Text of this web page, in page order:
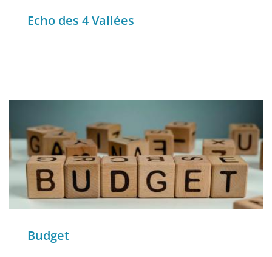
Echo des 4 Vallées
Budget